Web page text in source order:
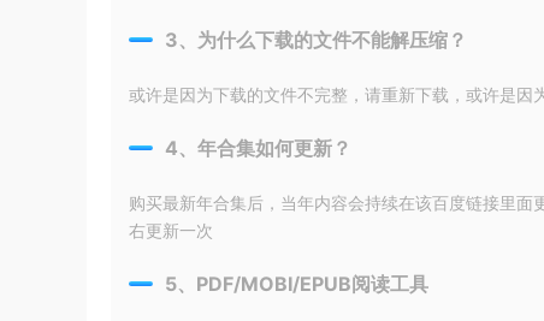
3、为什么下载的文件不能解压缩？
或许是因为下载的文件不完整，请重新下载，或许是
4、年合集如何更新？
购买最新年合集后，当年内容会持续在该百度链接里
右更新一次
5、PDF/MOBI/EPUB阅读工具